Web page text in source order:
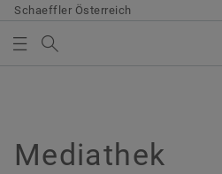
Schaeffler Österreich
Qualität & Umwelt
Einkauf & Lieferanten-
Vertrieb
Konzern
Bearings & Industrial
Entwicklung
Mediathek
Es befinden sich keine
Mediathek